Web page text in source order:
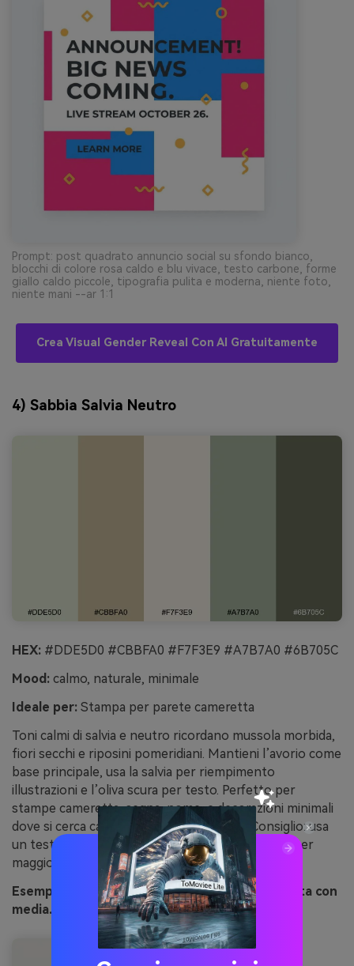
Prompt: post quadrato annuncio social su sfondo bianco,
blocchi di colore rosa caldo e blu vivace, testo carbone, forme
giallo caldo piccole, tipografia pulita e moderna, niente foto,
niente mani --ar 1:1
Crea Visual Gender Reveal Con AI Gratuitamente
4) Sabbia Salvia Neutro
HEX: #DDE5D0 #CBBFA0 #F7F3E9 #A7B7A0 #6B705C
Mood: calmo, naturale, minimale
Ideale per: Stampa per parete cameretta
Toni calmi di salvia e neutro ricordano mussola morbida,
fiori secchi e riposini pomeridiani. Mantieni l’avorio come
base principale, usa la salvia per riempimento
illustrazioni e l’oliva scura per testo. Perfetto per
stampe cameretta, segna-nome, e decorazioni minimali
dove si cerca calore senza colore acceso. Consiglio: usa
un testo leggermente più scuro di quanto pensi per
maggiore chiarezza di stampa.
Esempio immagine sabbia salvia neutro generata con
media.io